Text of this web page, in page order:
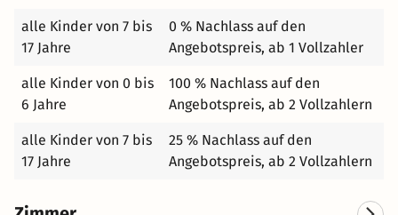
alle Kinder von 7 bis
17 Jahre
0 % Nachlass auf den
Angebotspreis, ab 1 Vollzahler
alle Kinder von 0 bis
6 Jahre
100 % Nachlass auf den
Angebotspreis, ab 2 Vollzahlern
alle Kinder von 7 bis
17 Jahre
25 % Nachlass auf den
Angebotspreis, ab 2 Vollzahlern